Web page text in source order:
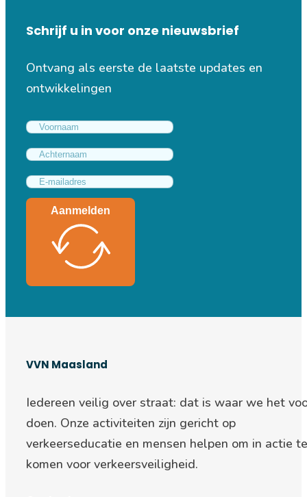
Schrijf u in voor onze nieuwsbrief
Ontvang als eerste de laatste updates en
ontwikkelingen
Aanmelden
VVN Maasland
Iedereen veilig over straat: dat is waar we het
doen. Onze activiteiten zijn gericht op
verkeerseducatie en mensen helpen om in actie te
komen voor verkeersveiligheid.